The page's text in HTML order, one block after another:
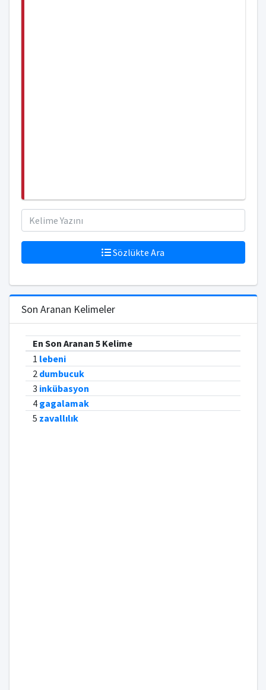
Sözlükte Ara
Son Aranan Kelimeler
En Son Aranan 5 Kelime
1 lebeni
2 dumbucuk
3 inkübasyon
4 gagalamak
5 zavallılık